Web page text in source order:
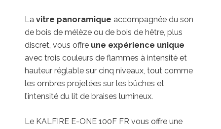
La vitre panoramique accompagnée du son
de bois de mélèze ou de bois de hêtre, plus
discret, vous offre une expérience unique
avec trois couleurs de flammes à intensité et
hauteur réglable sur cinq niveaux, tout comme
les ombres projetées sur les bûches et
l’intensité du lit de braises lumineux.
Le KALFIRE E-ONE 100F FR vous offre une